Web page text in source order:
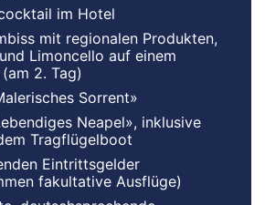
im Hotel
mit regionalen Produkten,
Limoncello auf einem
2. Tag)
Sorrent»
Neapel», inklusive
Tragflügelboot
Eintrittsgelder
fakultative Ausflüge)